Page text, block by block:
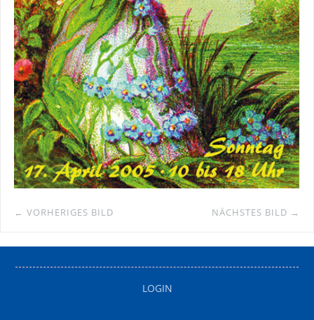
← VORHERIGES BILD NÄCHSTES BILD →
LOGIN